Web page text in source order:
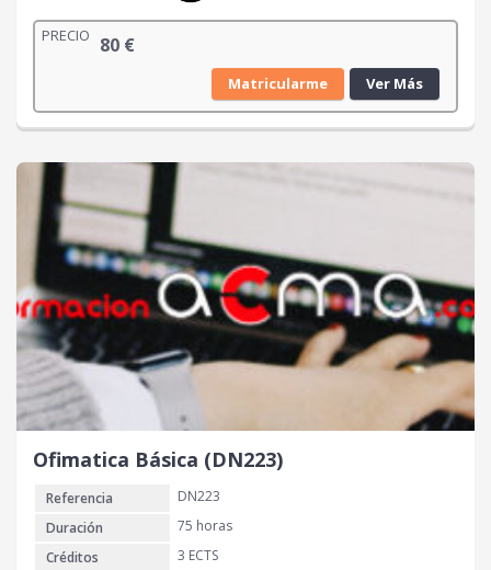
PRECIO 80 €
Matricularme Ver Más
Ofimatica Básica (DN223)
Referencia
DN223
Duración
75 horas
Créditos
3 ECTS